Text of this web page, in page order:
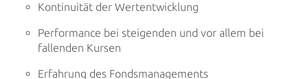
Kontinuität der Wertentwicklung
Performance bei steigenden und vor allem bei
fallenden Kursen
Erfahrung des Fondsmanagements